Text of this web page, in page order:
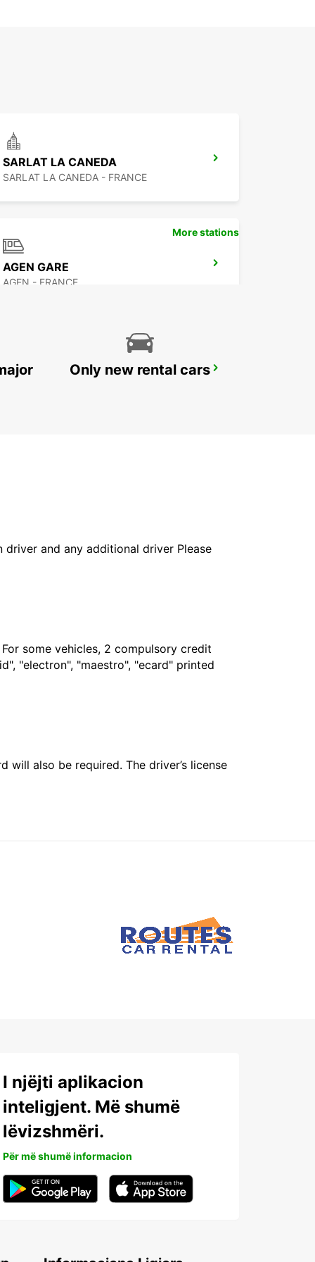
SARLAT LA CANEDA
SARLAT LA CANEDA - FRANCE
AGEN GARE
AGEN - FRANCE
ALBI
More stations
Only new rental cars
and any additional driver Please
some vehicles, 2 compulsory credit
"electron", "maestro", "ecard" printed
also be required. The driver’s license
I njëjti aplikacion
inteligjent. Më shumë
lëvizshmëri.
Për më shumë informacion